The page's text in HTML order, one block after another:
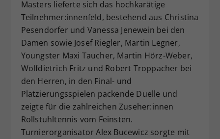
Masters lieferte sich das hochkarätige
Teilnehmer:innenfeld, bestehend aus Christina
Pesendorfer und Vanessa Jenewein bei den
Damen sowie Josef Riegler, Martin Legner,
Youngster Maxi Taucher, Martin Hörz-Weber,
Wolfdietrich Fritz und Robert Troppacher bei
den Herren, in den Final- und
Platzierungsspielen packende Duelle und
zeigte für die zahlreichen Zuseher:innen
Rollstuhltennis vom Feinsten.
Turnierorganisator Alex Bucewicz sorgte mit
Zweck
Dieser Wert speichert Ihre Consent-
Einstellungen. Unter anderem eine
zufällig generierte ID, für die
historische Speicherung Ihrer
vorgenommen Einstellungen, falls der
Webseiten-Betreiber dies eingestellt
hat.